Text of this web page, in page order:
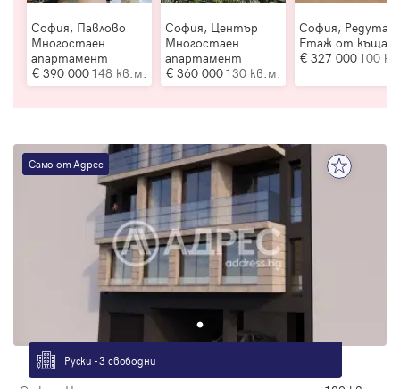
София, Павлово
Многостаен
апартамент
390 000148 кв.м.
София, Център
Многостаен
апартамент
360 000130 кв.м.
София, Редута
Етаж от къща
327 000100
Само от Адрес
Руски - 3 свободни